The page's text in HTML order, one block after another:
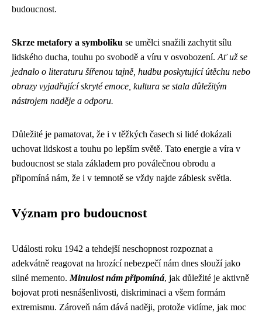
budoucnost.
Skrze metafory a symboliku se umělci snažili zachytit sílu
lidského ducha, touhu po svobodě a víru v osvobození. Ať už se
jednalo o literaturu šířenou tajně, hudbu poskytující útěchu nebo
obrazy vyjadřující skryté emoce, kultura se stala důležitým
nástrojem naděje a odporu.
Důležité je pamatovat, že i v těžkých časech si lidé dokázali
uchovat lidskost a touhu po lepším světě. Tato energie a víra v
budoucnost se stala základem pro poválečnou obrodu a
připomíná nám, že i v temnotě se vždy najde záblesk světla.
Význam pro budoucnost
Události roku 1942 a tehdejší neschopnost rozpoznat a
adekvátně reagovat na hrozící nebezpečí nám dnes slouží jako
silné memento. Minulost nám připomíná, jak důležité je aktivně
bojovat proti nesnášenlivosti, diskriminaci a všem formám
extremismu. Zároveň nám dává naději, protože vidíme, jak moc